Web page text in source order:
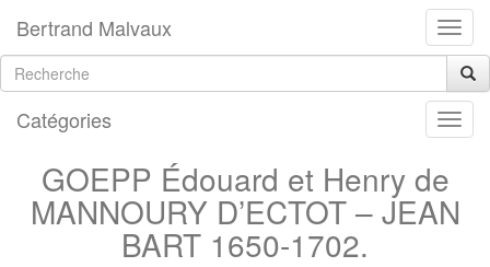
Bertrand Malvaux
Catégories
GOEPP Édouard et Henry de
MANNOURY D’ECTOT – JEAN
BART 1650-1702.